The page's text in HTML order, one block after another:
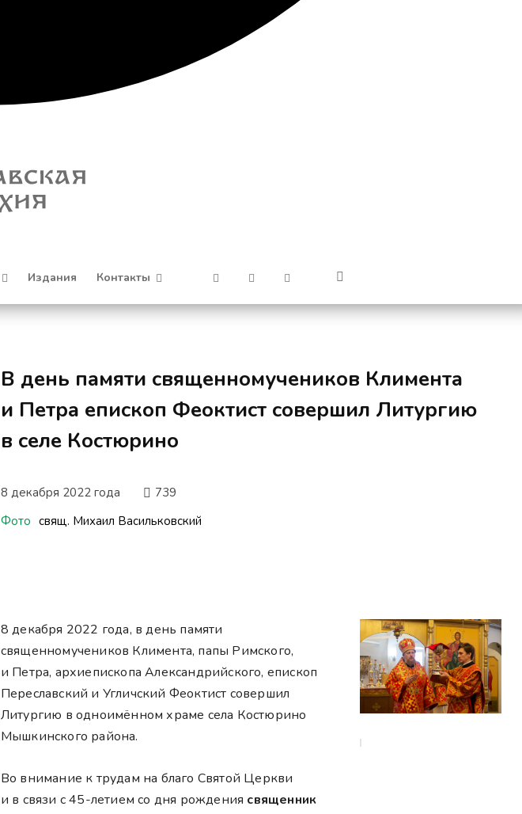
Издания Контакты
В день памяти священномучеников Климента
и Петра епископ Феоктист совершил Литургию
в селе Костюрино
8 декабря 2022 года
739
Фото свящ. Михаил Васильковский
8 декабря 2022 года, в день памяти
священномучеников Климента, папы Римского,
и Петра, архиепископа Александрийского, епископ
Переславский и Угличский Феоктист совершил
Литургию в одноимённом храме села Костюрино
Мышкинского района.
Во внимание к трудам на благо Святой Церкви
и в связи с 45-летием со дня рождения священник